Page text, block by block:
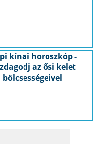
kínai horoszkóp -
az ősi kelet
bölcsességeivel